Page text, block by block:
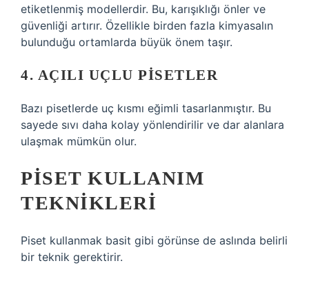
etiketlenmiş modellerdir. Bu, karışıklığı önler ve
güvenliği artırır. Özellikle birden fazla kimyasalın
bulunduğu ortamlarda büyük önem taşır.
4. AÇILI UÇLU PISETLER
Bazı pisetlerde uç kısmı eğimli tasarlanmıştır. Bu
sayede sıvı daha kolay yönlendirilir ve dar alanlara
ulaşmak mümkün olur.
PISET KULLANIM
TEKNIKLERI
Piset kullanmak basit gibi görünse de aslında belirli
bir teknik gerektirir.